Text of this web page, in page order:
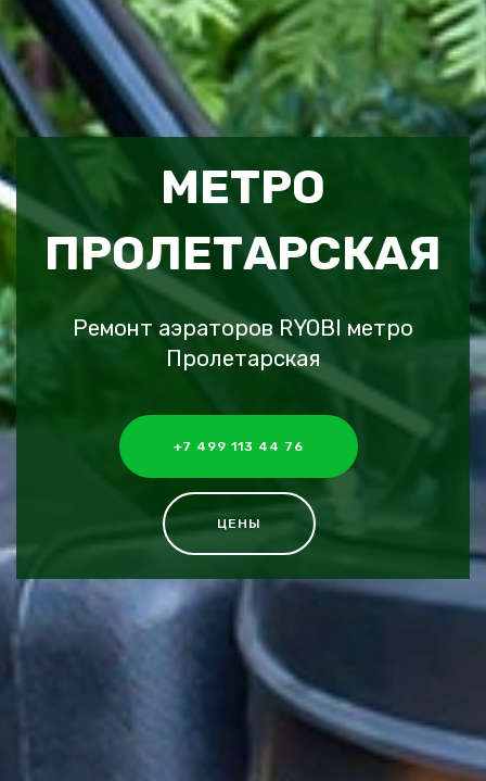
МЕТРО
ПРОЛЕТАРСКАЯ
Ремонт аэраторов RYOBI метро
Пролетарская
+7 499 113 44 76
ЦЕНЫ